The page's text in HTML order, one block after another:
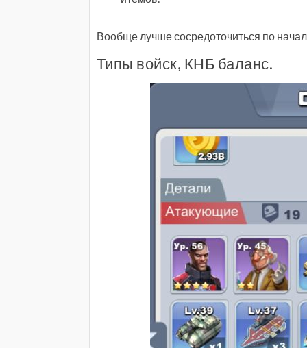
Вообще лучше сосредоточиться по
Типы войск, КНБ баланс.